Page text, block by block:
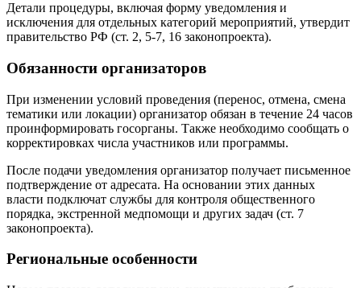
Детали процедуры, включая форму уведомления и
исключения для отдельных категорий мероприятий, утвердит
правительство РФ (ст. 2, 5-7, 16 законопроекта).
Обязанности организаторов
При изменении условий проведения (перенос, отмена, смена
тематики или локации) организатор обязан в течение 24 часов
проинформировать госорганы. Также необходимо сообщать о
корректировках числа участников или программы.
После подачи уведомления организатор получает письменное
подтверждение от адресата. На основании этих данных
власти подключат службы для контроля общественного
порядка, экстренной медпомощи и других задач (ст. 7
законопроекта).
Региональные особенности